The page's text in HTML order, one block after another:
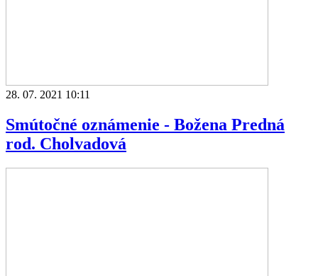
28. 07. 2021 10:11
Smútočné oznámenie - Božena Predná
rod. Cholvadová